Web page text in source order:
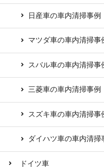
日産車の車内清掃事例
マツダ車の車内清掃事
スバル車の車内清掃事
三菱車の車内清掃事例
スズキ車の車内清掃事
ダイハツ車の車内清掃
ドイツ車